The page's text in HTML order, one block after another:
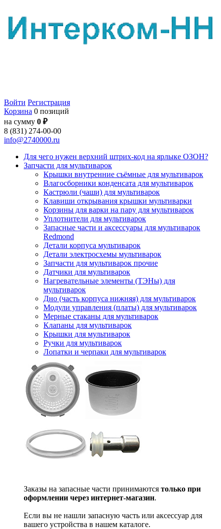
Войти Регистрация
Корзина 0 позиций
на сумму 0 ₽
8 (831) 274-00-00
info@2740000.ru
Для чего нужен верхний штрих-код на ярлыке ОЗОН?
Запчасти для мультиварок
Крышки внутренние съёмные для мультиварок
Влагосборники конденсата для мультиварок
Кастрюли (чаши) для мультиварок
Клавиши открывания крышки мультиварки
Корзины для варки на пару для мультиварок
Уплотнители для мультиварок
Запасные части и аксессуары для мультиварок
Redmond
Детали корпуса мультиварок
Детали электросхемы мультиварок
Запчасти для мультиварок прочие
Датчики для мультиварок
Нагревательные элементы (ТЭНы) для
мультиварок
Дно (часть корпуса нижняя) для мультиварок
Модули управления (платы) для мультиварок
Мерные стаканы для мультиварок
Клапаны для мультиварок
Крышки для мультиварок
Ручки для мультиварок
Лопатки и черпаки для мультиварок
Заказы на запасные части принимаются только при
оформлении через интернет-магазин.
Если вы не нашли запасную часть или аксессуар для
вашего устройства в нашем каталоге.